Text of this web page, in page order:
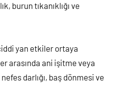
burun tıkanıklığı ve
yan etkiler ortaya
arasında ani işitme veya
darlığı, baş dönmesi ve